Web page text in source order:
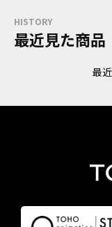
HISTORY
最近見た商品
最